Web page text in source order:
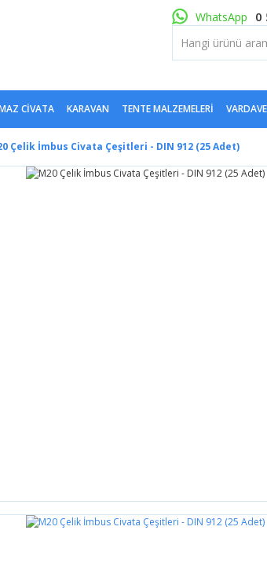
WhatsApp 0
CİVATA KARAVAN TENTE MALZEMELERI
Çelik İmbus Civata Çeşitleri - DIN 912 (25 Adet)